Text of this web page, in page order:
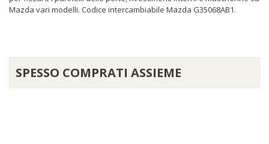
Mazda vari modelli. Codice intercambiabile Mazda G35068AB1.
SPESSO COMPRATI ASSIEME